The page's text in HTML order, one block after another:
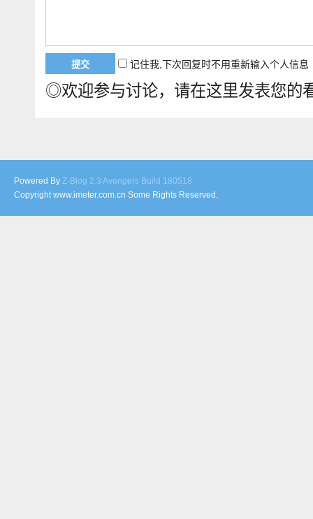
记住我,下次回复时不用重新输入个人信息
◎欢迎参与讨论，请在这里发表您的
Powered By Z-Blog 2.3 Avengers Build 180518
Copyright www.imeter.com.cn Some Rights Reserved.